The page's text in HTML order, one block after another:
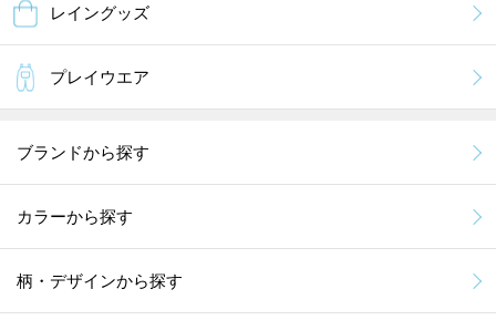
レイングッズ
プレイウエア
ブランドから探す
カラーから探す
柄・デザインから探す